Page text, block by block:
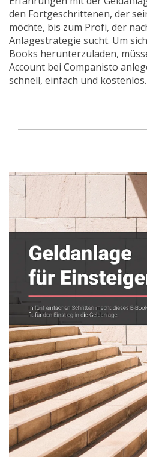
den Fortgeschrittenen, der
möchte, bis zum Profi, der
Anlagestrategie sucht. Um
Books herunterzuladen,
Account bei Companisto
schnell, einfach und kostenlos.